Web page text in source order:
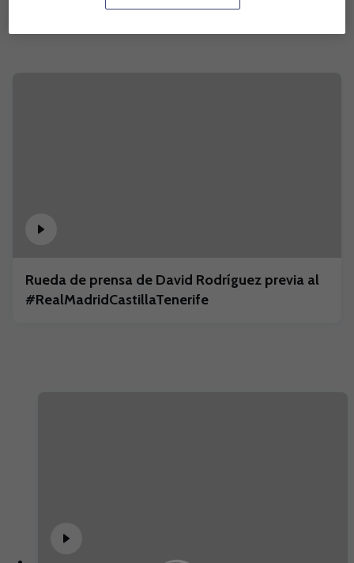
Rueda de prensa de David Rodríguez previa al
#RealMadridCastillaTenerife